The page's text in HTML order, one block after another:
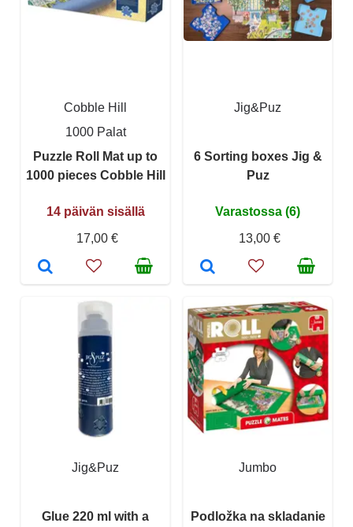
Cobble Hill
1000 Palat
Puzzle Roll Mat up to
1000 pieces Cobble Hill
14 päivän sisällä
17,00 €
Jig&Puz
6 Sorting boxes Jig &
Puz
Varastossa (6)
13,00 €
Jig&Puz
Glue 220 ml with a
Jumbo
Podložka na skladanie